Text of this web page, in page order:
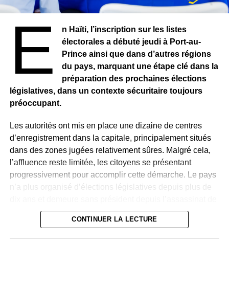
ainsi que des moyens maritimes et des équipes de
Par ailleurs, Madrid a annoncé, en coordination avec
Rabat, des mesures visant à renvoyer vers le Maroc les
personnes entrées irrégulièrement sur son territoire.
Cette crise migratoire a rapidement pris une dimension
politique en Europe. La cheffe du gouvernement italien,
étrangères Antonio Tajani, ont évoqué la possibilité de
suspendre l’Espagne de l’espace Schengen, dénonçant
une gestion jugée insuffisante des flux migratoires.
Des propos vivement rejetés par Madrid. Le ministre
les déclarations à visée politique.
E
n Haïti, l’inscription sur les listes
électorales a débuté jeudi à Port-au-
Prince ainsi que dans d’autres régions
du pays, marquant une étape clé dans la
préparation des prochaines élections
législatives, dans un contexte sécuritaire toujours
préoccupant.
Les autorités ont mis en place une dizaine de centres
d’enregistrement dans la capitale, principalement situés
dans des zones jugées relativement sûres. Malgré cela,
l’affluence reste limitée, les citoyens se présentant
progressivement pour accomplir cette démarche. Le pays
n’a plus organisé d’élections législatives depuis plus de
Jovenel Moïse en juillet 2021.
CONTINUER LA LECTURE